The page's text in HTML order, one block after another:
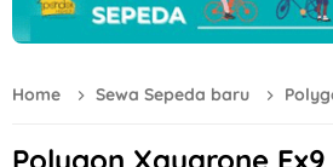
Home Sewa Sepeda baru
Polygon Xquarone